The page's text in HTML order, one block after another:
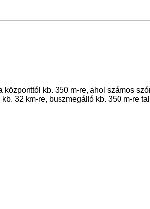
kb. 350 m-re, ahol számos
32 km-re, buszmegálló kb. 350 m-re